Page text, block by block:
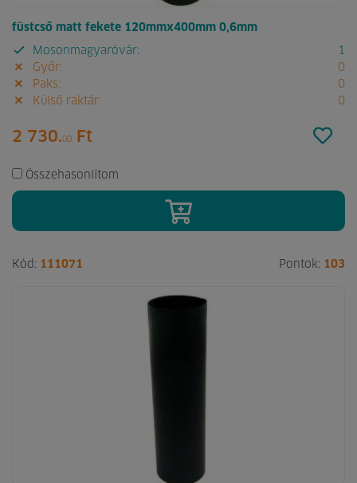
füstcső matt fekete 120mmx400mm 0,6mm
Mosonmagyaróvár:
1
Győr:
0
Paks:
0
Külső raktár:
0
2 730.00 Ft
Összehasonlítom
Kód: 111071 Pontok: 103